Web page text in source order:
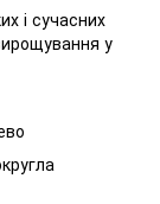
і сучасних
у